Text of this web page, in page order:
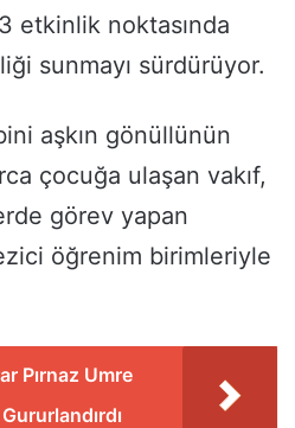
etkinlik noktasında
sunmayı sürdürüyor.
aşkın gönüllünün
çocuğa ulaşan vakıf,
görev yapan
öğrenim birimleriyle
Pırnaz Umre